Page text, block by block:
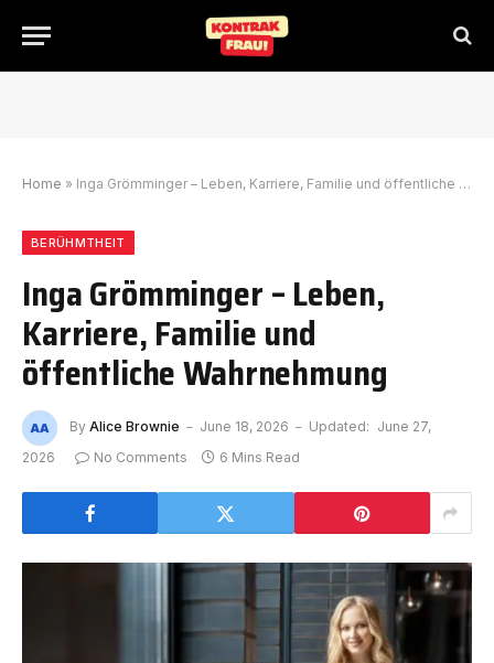
Home » Inga Grömminger – Leben, Karriere, Familie und öffentliche Wahrnehmung
BERÜHMTHEIT
Inga Grömminger – Leben,
Karriere, Familie und
öffentliche Wahrnehmung
By Alice Brownie June 18, 2026 Updated: June 27,
2026
No Comments 6 Mins Read